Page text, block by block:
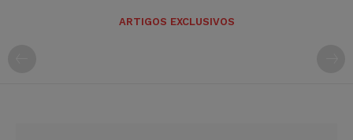
ARTIGOS EXCLUSIVOS